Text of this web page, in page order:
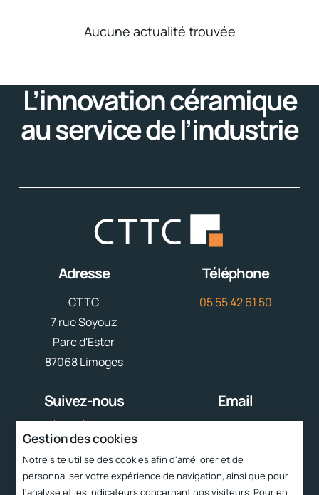
Aucune actualité trouvée
L’innovation céramique
au service de l’industrie
Adresse
CTTC
7 rue Soyouz
Parc d'Ester
87068 Limoges
Téléphone
05 55 42 61 50
Suivez-nous Email
Liens rapides
Gestion des cookies
Notre site utilise des cookies afin d'améliorer et de
personnaliser votre expérience de navigation, ainsi que pour
l'analyse et les indicateurs concernant nos visiteurs. Pour en